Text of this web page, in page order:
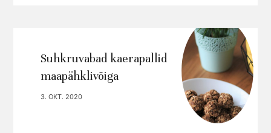
Suhkruvabad kaerapallid
maapähklivõiga
3. OKT. 2020